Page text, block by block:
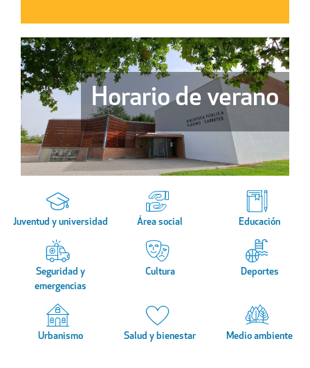
Horario de verano
Juventud y universidad Área social Educación
Seguridad y
emergencias
Cultura Deportes
Urbanismo Salud y bienestar Medio ambiente